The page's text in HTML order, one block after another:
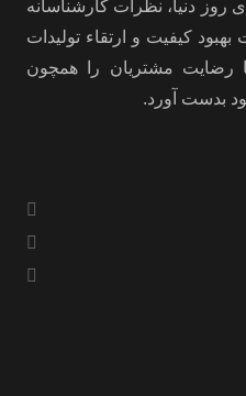
روز دنیا، نظرات کارشناسانه
کیفیت و ارتقاء تولیدات
رضایت مشتریان را همچون
بدست آورد.